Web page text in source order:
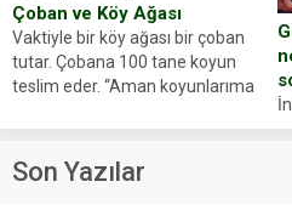
Çoban ve Köy Ağası
Vaktiyle bir köy ağası bir çoban
tutar. Çobana 100 tane koyun
teslim eder. “Aman koyunlarıma
Çoban koyunları alır gider. Aylar...
Son Yazılar